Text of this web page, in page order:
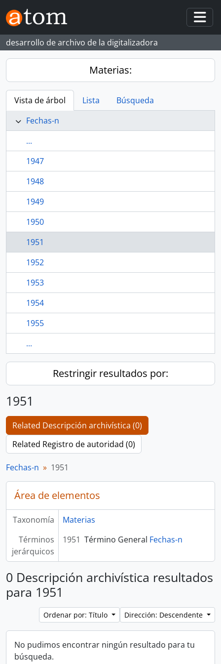
Skip to main content
desarrollo de archivo de la digitalizadora
Materias:
Vista de árbol Lista
Búsqueda
Fechas-n
...
1947
1948
1949
1950
1951
1952
1953
1954
1955
...
Restringir resultados por:
1951
Related Descripción archivística (0)
Related Registro de autoridad (0)
Fechas-n 1951
Área de elementos
Taxonomía
Materias
Términos
jerárquicos
1951 Término General Fechas-n
0 Descripción archivística resultados
para 1951
Ordenar por: Título Dirección: Descendente
No pudimos encontrar ningún resultado para tu
búsqueda.